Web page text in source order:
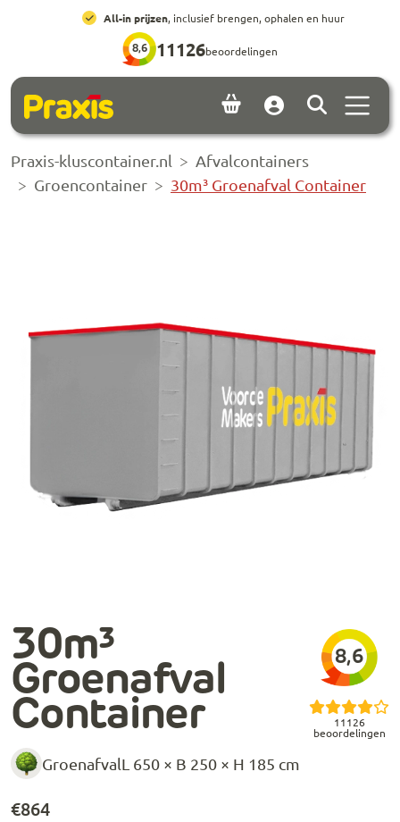
Ga naar hoofdinhoud
Ga naar footer
All-in prijzen, inclusief brengen, ophalen en huur
8,6 11126beoordelingen
Account
Praxis-kluscontainer.nl
Afvalcontainers
Groencontainer
30m³ Groenafval Container
30m³
Groenafval
Container
GroenafvalL 650 × B 250 × H 185 cm
8,6
11126
beoordelingen
€864